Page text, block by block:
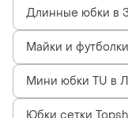
Длинные юбки в
Майки и
Мини юбки TU в
Юбки сетки